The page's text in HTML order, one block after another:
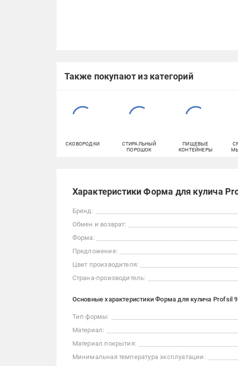
Также покупают из категорий
СКОВОРОДКИ
СТИРАЛЬНЫЙ
ПОРОШОК
ПИЩЕВЫЕ
КОНТЕЙНЕРЫ
Характеристики Форма для кулича
Бренд:
Обмен и возврат:
Форма:
Предложение:
Цвет производителя:
Страна-производитель:
Основные характеристики Форма для кулича Profsil
Тип формы:
Материал:
Материал покрытия:
Минимальная температура эксплуатации: